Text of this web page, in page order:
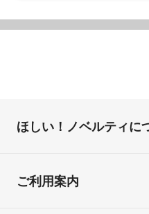
ほしい！ノベルティに
ご利用案内